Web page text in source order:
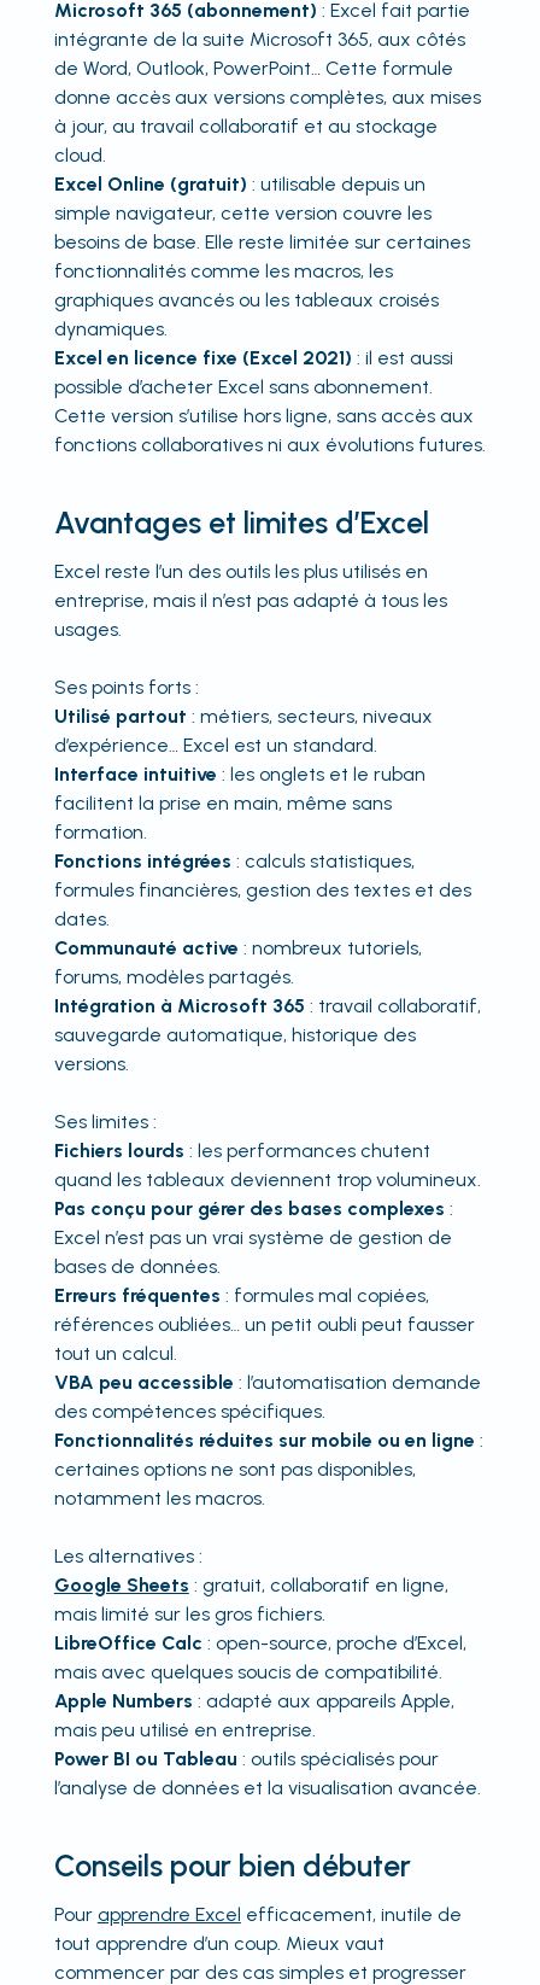
Microsoft 365 (abonnement) : Excel fait partie
intégrante de la suite Microsoft 365, aux côtés
de Word, Outlook, PowerPoint… Cette formule
donne accès aux versions complètes, aux mises
à jour, au travail collaboratif et au stockage
cloud.
Excel Online (gratuit) : utilisable depuis un
simple navigateur, cette version couvre les
besoins de base. Elle reste limitée sur certaines
fonctionnalités comme les macros, les
graphiques avancés ou les tableaux croisés
dynamiques.
Excel en licence fixe (Excel 2021) : il est aussi
possible d’acheter Excel sans abonnement.
Cette version s’utilise hors ligne, sans accès aux
fonctions collaboratives ni aux évolutions futures.
Avantages et limites d’Excel
Excel reste l’un des outils les plus utilisés en
entreprise, mais il n’est pas adapté à tous les
usages.
Ses points forts :
Utilisé partout : métiers, secteurs, niveaux
d’expérience… Excel est un standard.
Interface intuitive : les onglets et le ruban
facilitent la prise en main, même sans
formation.
Fonctions intégrées : calculs statistiques,
formules financières, gestion des textes et des
dates.
Communauté active : nombreux tutoriels,
forums, modèles partagés.
Intégration à Microsoft 365 : travail collaboratif,
sauvegarde automatique, historique des
versions.
Ses limites :
Fichiers lourds : les performances chutent
quand les tableaux deviennent trop volumineux.
Pas conçu pour gérer des bases complexes :
Excel n’est pas un vrai système de gestion de
bases de données.
Erreurs fréquentes : formules mal copiées,
références oubliées… un petit oubli peut fausser
tout un calcul.
VBA peu accessible : l’automatisation demande
des compétences spécifiques.
Fonctionnalités réduites sur mobile ou en ligne :
certaines options ne sont pas disponibles,
notamment les macros.
Les alternatives :
Google Sheets : gratuit, collaboratif en ligne,
mais limité sur les gros fichiers.
LibreOffice Calc : open-source, proche d’Excel,
mais avec quelques soucis de compatibilité.
Apple Numbers : adapté aux appareils Apple,
mais peu utilisé en entreprise.
Power BI ou Tableau : outils spécialisés pour
l’analyse de données et la visualisation avancée.
Conseils pour bien débuter
Pour apprendre Excel efficacement, inutile de
tout apprendre d’un coup. Mieux vaut
commencer par des cas simples et progresser